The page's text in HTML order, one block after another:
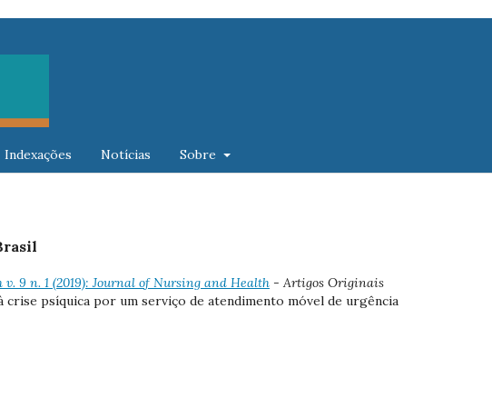
Indexações Notícias Sobre
9 n. 1 (2019): Journal of Nursing and Health - Artigos Originais
crise psíquica por um serviço de atendimento móvel de urgência